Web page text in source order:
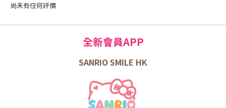
尚未有任何評價
全新會員APP
SANRIO SMILE HK